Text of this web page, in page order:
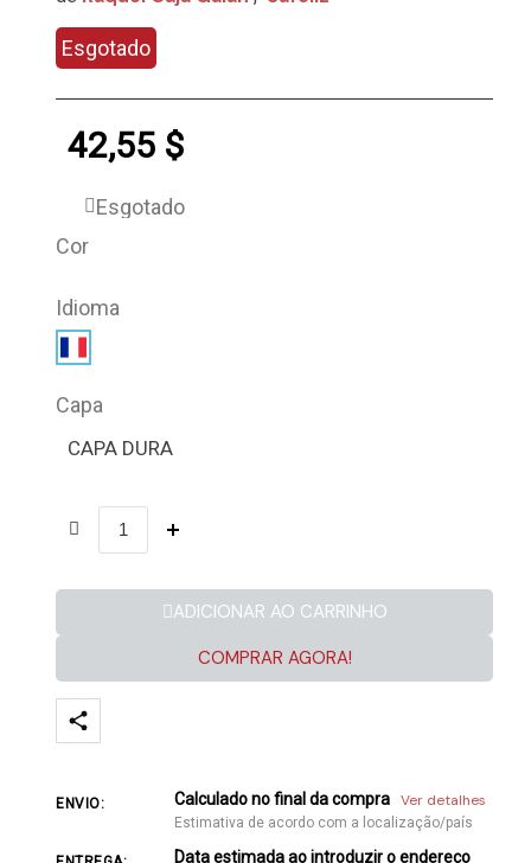
Esgotado
42,55 $
Esgotado
Cor
Idioma
Capa
CAPA DURA
ADICIONAR AO CARRINHO
COMPRAR AGORA!
ENVIO: Calculado no final da compra Ver detalhes
Estimativa de acordo com a localização/país
Data estimada ao introduzir o endereço